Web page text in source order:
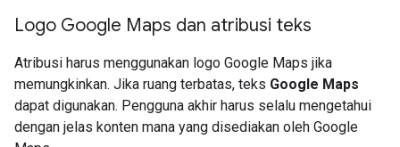
Logo Google Maps dan atribusi teks
Atribusi harus menggunakan logo Google Maps jika
memungkinkan. Jika ruang terbatas, teks Google Maps
dapat digunakan. Pengguna akhir harus selalu mengetahui
dengan jelas konten mana yang disediakan oleh Google